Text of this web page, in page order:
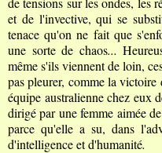
et de l'invective, qui se
tenace qu'on ne fait que
une sorte de chaos...
même s'ils viennent de loin,
pas pleurer, comme la
équipe australienne chez eux
dirigé par une femme aimée
parce qu'elle a su, dans
d'intelligence et d'humanité.